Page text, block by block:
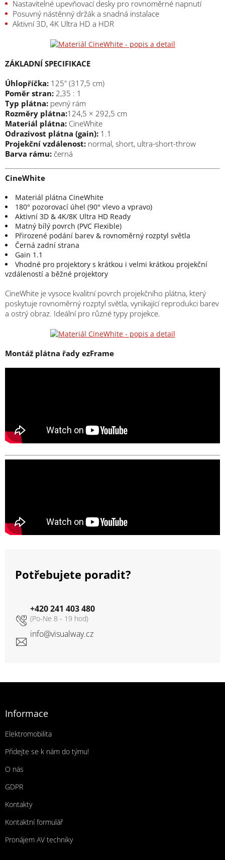
Nastavitelné upevňovací desky pro rovnoměrné napnutí
Posuvný nástěnný držák a snadná instalace
Aktivní 3D, 4K Ultra HD a HDR
ZÁKLADNÍ SPECIFIKACE
Úhlopříčka: 125" (317,5 cm)
Poměr stran: 2,35 : 1
Typ plátna: pevný rám
Rozměry plátna:124,5 × 292,5 cm
Materiál plátna: CineWhite
Odrazivost plátna (gain): 1.1
Projekční vzdálenost: normal, short, ultra-short-throw
Barva rámu: černá
CineWhite
Materiál plátna CineWhite
180° pozorovací úhel (90° vlevo a vpravo)
Aktivní 3D & 4K/8K Ultra HD Ready
Matný bílý povrch (PVC Flexible)
Přirozené podání barev & rovnoměrný rozptyl světla
Černá zadní strana
Gain 1.1
Vhodné pro projektory s krátkou i velmi krátkou projekční
vzdáleností a běžné projektory
CineWhite je vysoce kvalitní povrch projekčního plátna, který
poskytuje rovnoměrný rozptyl světla, vynikající reprodukci barev
a ostrý obraz. Ideální pro různé typy projekce.
Montáž plátna řady ezFrame
Potřebujete poradit?
info@visualway.cz
+420 241 403 480
Zápatí
Informace
Elektromobilita
Přidejte se k nám do týmu!
O nás
GDPR
Kontakty
Kontaktní formulář
Pronájem AV techniky